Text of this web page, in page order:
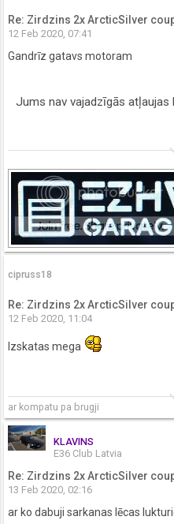
Re: Zirdzins 2x ArcticSilver
12 Feb 2020, 07:41
Gandrīz gatavs motoram
Jums nav vajadzīgās atļaujas
cipruss18
Re: Zirdzins 2x ArcticSilver
12 Feb 2020, 11:04
Izskatas mega
ar kompatu pa brugji
KLAVINS
E36 Club Latvia
Re: Zirdzins 2x ArcticSilver
13 Feb 2020, 02:16
ar ko dabuji sarkanas lēcas